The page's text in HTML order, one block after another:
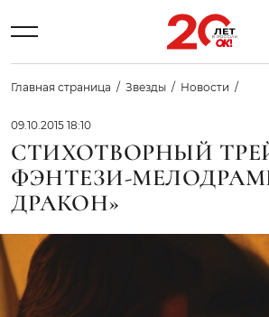
Главная страница Звезды Новости
09.10.2015 18:10
СТИХОТВОРНЫЙ
ФЭНТЕЗИ-
ДРАКОН»